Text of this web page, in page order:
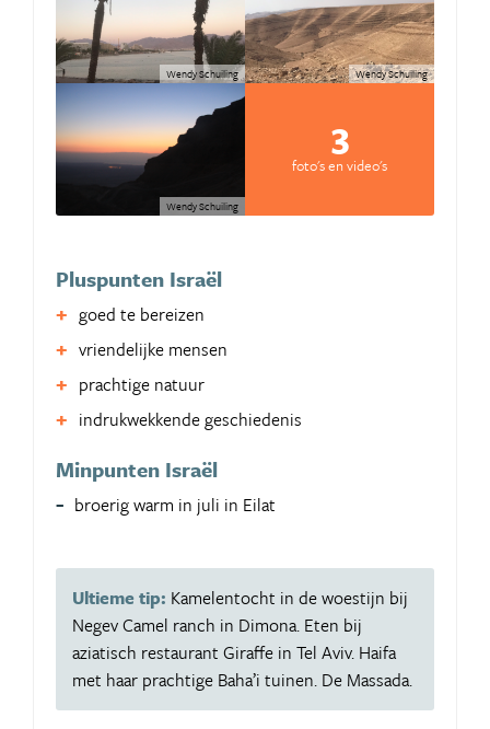
Wendy Schuiling Wendy Schuiling
Wendy Schuiling
3
foto's en video's
Pluspunten Israël
goed te bereizen
vriendelijke mensen
prachtige natuur
indrukwekkende geschiedenis
Minpunten Israël
broerig warm in juli in Eilat
Ultieme tip: Kamelentocht in de woestijn bij
Negev Camel ranch in Dimona. Eten bij
aziatisch restaurant Giraffe in Tel Aviv. Haifa
met haar prachtige Baha’i tuinen. De Massada.